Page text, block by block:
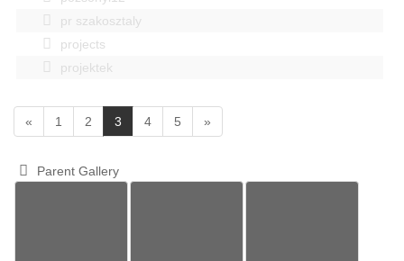
pr szakosztaly
projects
projektek
« 1 2 3
c
4 5 »
Parent Gallery